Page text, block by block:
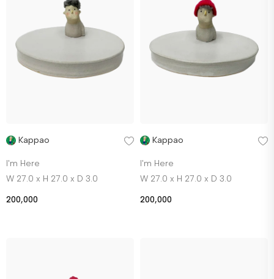
Kappao
I'm Here
W 27.0 x H 27.0 x D 3.0
200,000
Kappao
I'm Here
W 27.0 x H 27.0 x D 3.0
200,000